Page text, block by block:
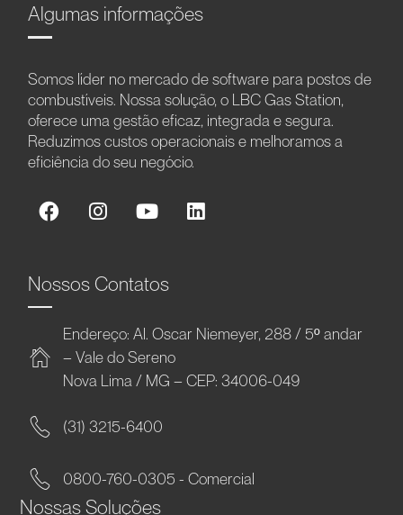
Algumas informações
Somos líder no mercado de software para postos de
combustíveis. Nossa solução, o LBC Gas Station,
oferece uma gestão eficaz, integrada e segura.
Reduzimos custos operacionais e melhoramos a
eficiência do seu negócio.
Nossos Contatos
Endereço: Al. Oscar Niemeyer, 288 / 5º andar
– Vale do Sereno
Nova Lima / MG – CEP: 34006-049
(31) 3215-6400
0800-760-0305 - Comercial
Nossas Soluções